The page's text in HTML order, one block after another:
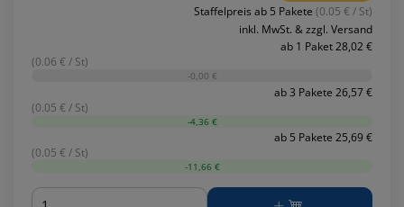
Staffelpreis ab 5 Pakete (0.05 € / St)
inkl. MwSt. & zzgl. Versand
ab 1 Paket 28,02 €
(0.06 € / St)
-0,00 €
ab 3 Pakete 26,57 €
(0.05 € / St)
-4,36 €
ab 5 Pakete 25,69 €
(0.05 € / St)
-11,66 €
Menge